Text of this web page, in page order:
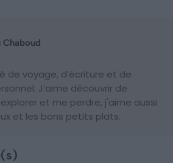
Chaboud
de voyage, d’écriture et de
J’aime découvrir de
et me perdre, j'aime aussi
et les bons petits plats.